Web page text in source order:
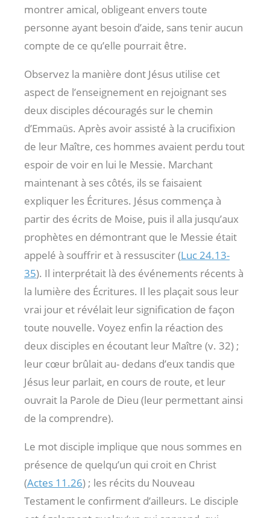
montrer amical, obligeant envers toute
personne ayant besoin d’aide, sans tenir aucun
compte de ce qu’elle pourrait être.
Observez la manière dont Jésus utilise cet
aspect de l’enseignement en rejoignant ses
deux disciples découragés sur le chemin
d’Emmaüs. Après avoir assisté à la crucifixion
de leur Maître, ces hommes avaient perdu tout
espoir de voir en lui le Messie. Marchant
maintenant à ses côtés, ils se faisaient
expliquer les Écritures. Jésus commença à
partir des écrits de Moise, puis il alla jusqu’aux
prophètes en démontrant que le Messie était
appelé à souffrir et à ressusciter (Luc 24.13-
35). Il interprétait là des événements récents à
la lumière des Écritures. Il les plaçait sous leur
vrai jour et révélait leur signification de façon
toute nouvelle. Voyez enfin la réaction des
deux disciples en écoutant leur Maître (v. 32) ;
leur cœur brûlait au- dedans d’eux tandis que
Jésus leur parlait, en cours de route, et leur
ouvrait la Parole de Dieu (leur permettant ainsi
de la comprendre).
Le mot disciple implique que nous sommes en
présence de quelqu’un qui croit en Christ
(Actes 11.26) ; les récits du Nouveau
Testament le confirment d’ailleurs. Le disciple